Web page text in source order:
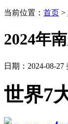
当前位置： 首页 >
2024年
日期：2024-08-27
世界7